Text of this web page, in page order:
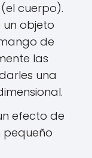
cuerpo).
un objeto
de
las
una
efecto de
pequeño